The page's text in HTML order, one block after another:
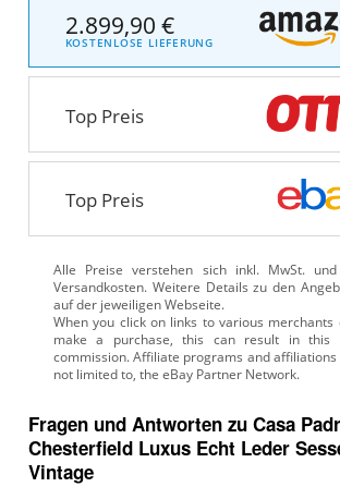
2.899,90 €
KOSTENLOSE LIEFERUNG
Top Preis
Top Preis
Alle Preise verstehen sich inkl. MwSt.
Versandkosten. Weitere Details zu den
auf der jeweiligen Webseite.
Fragen und Antworten zu Casa
Chesterfield Luxus Echt Leder
Vintage